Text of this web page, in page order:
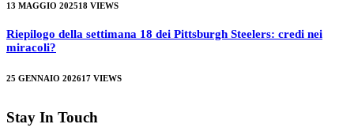
13 MAGGIO 202518 VIEWS
Riepilogo della settimana 18 dei Pittsburgh Steelers: credi nei
miracoli?
25 GENNAIO 202617 VIEWS
Stay In Touch